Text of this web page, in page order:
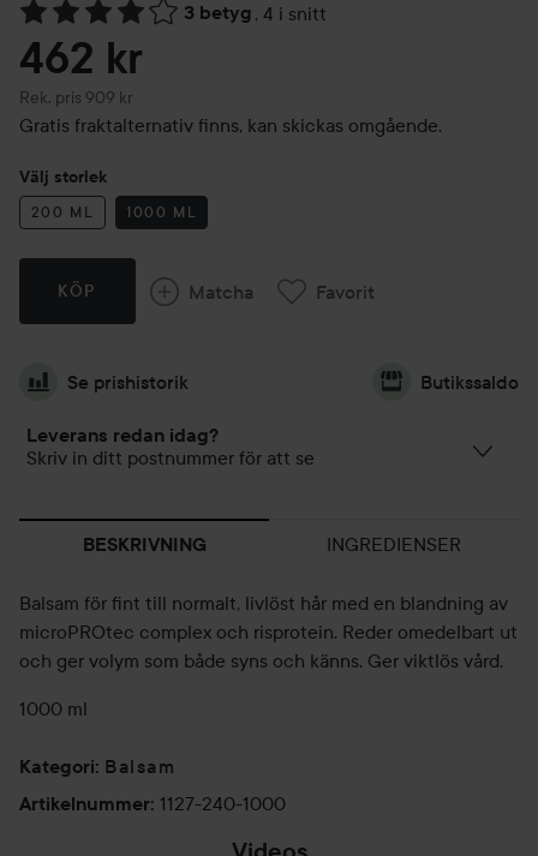
3 betyg , 4 i snitt
Hoppa till Betyg & kommentarer
462 kr
Rek. pris 909 kr
Rekommenderat pris 909 kr
Gratis fraktalternativ finns, kan skickas omgående.
Välj storlek
200 ML 1000 ML
KÖP Matcha Favorit
Se prishistorik Butikssaldo
Leverans redan idag?
Skriv in ditt postnummer för att se
BESKRIVNING INGREDIENSER
Balsam för fint till normalt, livlöst hår med en blandning av
microPROtec complex och risprotein. Reder omedelbart ut
och ger volym som både syns och känns. Ger viktlös vård.
1000 ml
Kategori: Balsam
Artikelnummer: 1127-240-1000